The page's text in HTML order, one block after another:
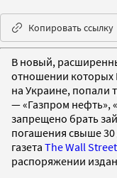
Копировать ссылку
В новый,
отношении которых
на Украине, попали
— «Газпром нефть»,
запрещено брать
погашения свыше
газета The Wall
распоряжении